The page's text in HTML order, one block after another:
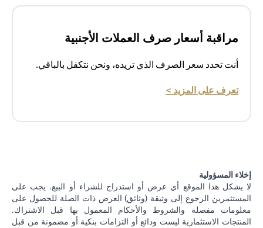
مراقبة أسعار صرف العملات الأجنبية
أنت تحدد سعر الصرف الذي تريده، ونحن نتكفل بالباقي.
تعرف على المزيد >
إخلاء المسؤولية
لا يشكل هذا الموقع أي عرض أو استدراج للشراء أو البيع. يجب على
المستثمرين الرجوع إلى وثيقة (وثائق) العرض ذات الصلة للحصول على
معلومات مفصلة والشروط والأحكام المعمول بها قبل الاشتراك.
المنتجات الاستثمارية ليست ودائع أو التزامات بنكية أو مضمونة من قبل